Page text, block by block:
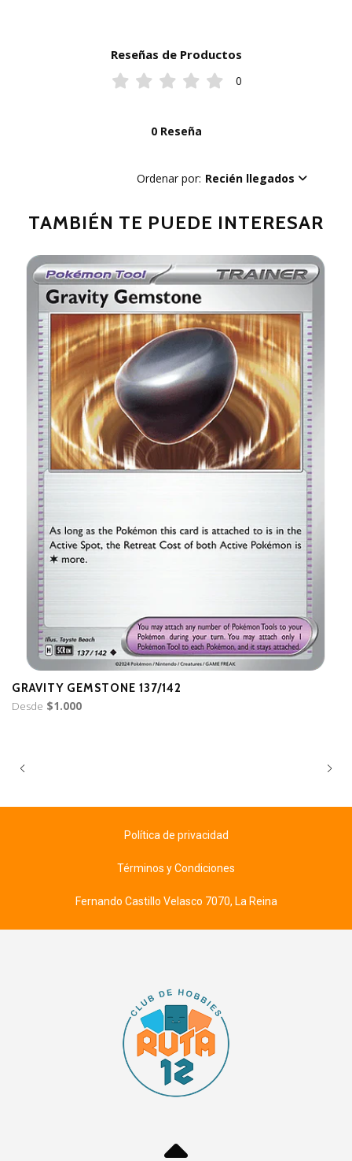
Reseñas de Productos
0
0 Reseña
Ordenar por: Recién llegados
TAMBIÉN TE PUEDE INTERESAR
GRAVITY GEMSTONE 137/142
Desde $1.000
Política de privacidad
Términos y Condiciones
Fernando Castillo Velasco 7070, La Reina